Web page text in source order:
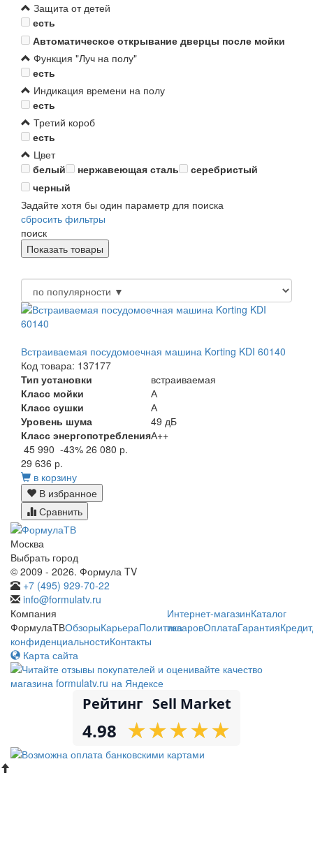
Защита от детей
есть
Автоматическое открывание дверцы после мойки
Функция "Луч на полу"
есть
Индикация времени на полу
есть
Третий короб
есть
Цвет
белый
нержавеющая сталь
серебристый
черный
Задайте хотя бы один параметр для поиска
сбросить фильтры
поиск
Встраиваемая посудомоечная машина Korting KDI 60140
Код товара: 137177
Тип установки
встраиваемая
Класс мойки
А
Класс сушки
А
Уровень шума
49 дБ
Класс энергопотребленияА++
45 990 -43% 26 080 р.
29 636 р.
в корзину
В избранное
Сравнить
Москва
Выбрать город
© 2009 - 2026. Формула TV
+7 (495) 929-70-22
info@formulatv.ru
Компания
ФормулаТВОбзорыКарьераПолитика
конфиденциальностиКонтакты
Интернет-магазинКаталог
товаровОплатаГарантияКредит
Карта сайта
Рейтинг Sell Market
4.98 ★
★★
★★
★★
★★
★